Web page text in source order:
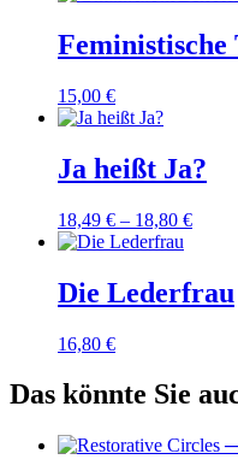
Feministische
15,00 €
Ja heißt Ja?
18,49 € – 18,80 €
Die Lederfrau
16,80 €
Das könnte Sie